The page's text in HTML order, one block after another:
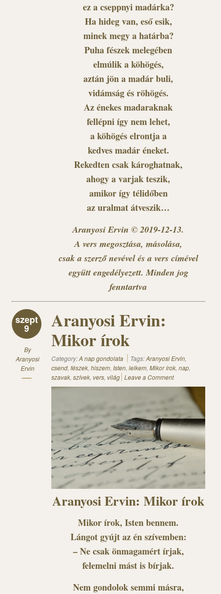
ez a cseppnyi madárka?
Ha hideg van, eső esik,
minek megy a határba?
Puha fészek melegében
elmúlik a köhögés,
aztán jön a madár buli,
vidámság és röhögés.
Az énekes madaraknak
fellépni így nem lehet,
a köhögés elrontja a
kedves madár éneket.
Rekedten csak károghatnak,
ahogy a varjak teszik,
amikor így télidőben
az uralmat átveszik…
Aranyosi Ervin © 2019-12-13.
A vers megosztása, másolása,
csak a szerző nevével és a vers címével
együtt engedélyezett. Minden jog
fenntartva
szept
9
By
Aranyosi
Ervin
Aranyosi Ervin:
Mikor írok
Category:A nap gondolata Tags:Aranyosi Ervin,
csend, fészek, hiszem, Isten, lelkem, Mikor írok, nap,
szavak, szívek, vers, világ Leave a Comment
Aranyosi Ervin: Mikor írok
Mikor írok, Isten bennem.
Lángot gyújt az én szívemben:
– Ne csak önmagamért írjak,
felemelni mást is bírjak.
Nem gondolok semmi másra,